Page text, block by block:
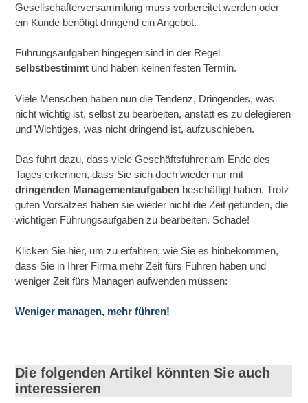
Gesellschafterversammlung muss vorbereitet werden oder
ein Kunde benötigt dringend ein Angebot.
Führungsaufgaben hingegen sind in der Regel
selbstbestimmtund haben keinen festen Termin.
Viele Menschen haben nun die Tendenz, Dringendes, was
nicht wichtig ist, selbst zu bearbeiten, anstatt es zu delegieren
und Wichtiges, was nicht dringend ist, aufzuschieben.
Das führt dazu, dass viele Geschäftsführer am Ende des
Tages erkennen, dass Sie sich doch wieder nur mit
dringenden Managementaufgabenbeschäftigt haben. Trotz
guten Vorsatzes haben sie wieder nicht die Zeit gefunden, die
wichtigen Führungsaufgaben zu bearbeiten. Schade!
Klicken Sie hier, um zu erfahren, wie Sie es hinbekommen,
dass Sie in Ihrer Firma mehr Zeit fürs Führen haben und
weniger Zeit fürs Managen aufwenden müssen:
Weniger managen, mehr führen!
Die folgenden Artikel könnten Sie auch
interessieren